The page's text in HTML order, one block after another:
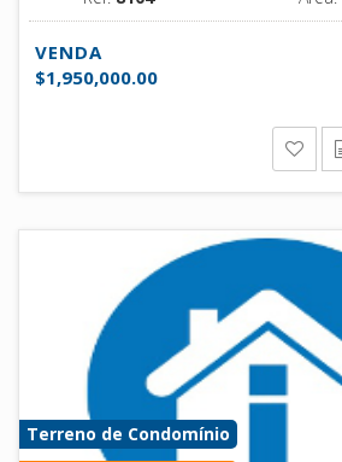
VENDA
$1,950,000.00
Terreno de Condomínio